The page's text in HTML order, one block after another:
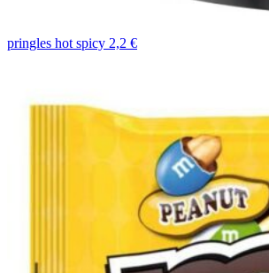
pringles hot spicy 2,2 €